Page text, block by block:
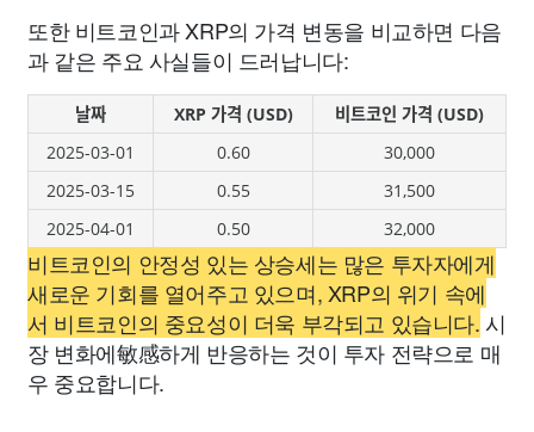
또한 비트코인과 XRP의 가격 변동을 비교하면 다음
과 같은 주요 사실들이 드러납니다:
날짜 XRP 가격 (USD)
비트코인 가격 (USD)
2025-03-01
0.60
30,000
2025-03-15
0.55
31,500
2025-04-01
0.50 32,000
비트코인의 안정성 있는 상승세는 많은 투자자에게
새로운 기회를 열어주고 있으며, XRP의 위기 속에
서 비트코인의 중요성이 더욱 부각되고 있습니다.시
장 변화에敏感하게 반응하는 것이 투자 전략으로 매
우 중요합니다.